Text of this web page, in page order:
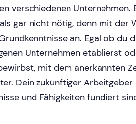
verschiedenen Unternehmen.
gar nicht nötig, denn mit der
an. Egal ob du
Unternehmen etablierst
mit dem anerkannten
Dein zukünftiger Arbeitgeber
und Fähigkeiten fundiert